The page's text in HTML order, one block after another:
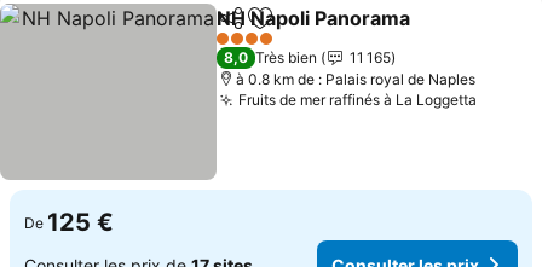
PartagerAjouter à mes favoris
NH Napoli Panorama
4 Étoiles
8,0 Très bien
11 165
à 0.8 km de : Palais royal de Naples
Fruits de mer raffinés à La Loggetta
De 125 €